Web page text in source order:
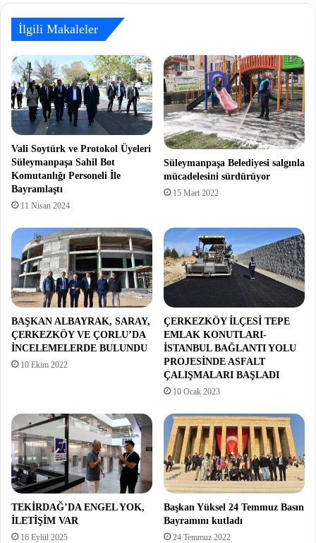
İlgili Makaleler
Vali Soytürk ve Protokol Üyeleri
Süleymanpaşa Sahil Bot
Komutanlığı Personeli İle
Bayramlaştı
11 Nisan 2024
Süleymanpaşa Belediyesi salgınla
mücadelesini sürdürüyor
15 Mart 2022
BAŞKAN ALBAYRAK, SARAY,
ÇERKEZKÖY VE ÇORLU’DA
İNCELEMELERDE BULUNDU
10 Ekim 2022
ÇERKEZKÖY İLÇESİ TEPE
EMLAK KONUTLARI-
İSTANBUL BAĞLANTI YOLU
PROJESİNDE ASFALT
ÇALIŞMALARI BAŞLADI
10 Ocak 2023
TEKİRDAĞ’DA ENGEL YOK,
İLETİŞİM VAR
16 Eylül 2025
Başkan Yüksel 24 Temmuz Basın
Bayramını kutladı
24 Temmuz 2022